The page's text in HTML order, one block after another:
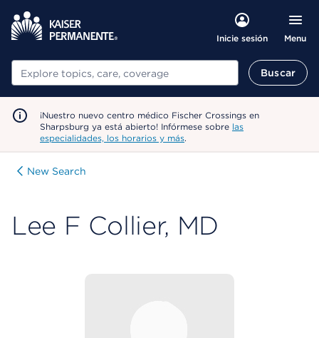
Inicie sesión Menu
Buscar Buscar
¡Nuestro nuevo centro médico Fischer Crossings en
Sharpsburg ya está abierto! Infórmese sobre las
especialidades, los horarios y más.
New Search
Lee F Collier, MD